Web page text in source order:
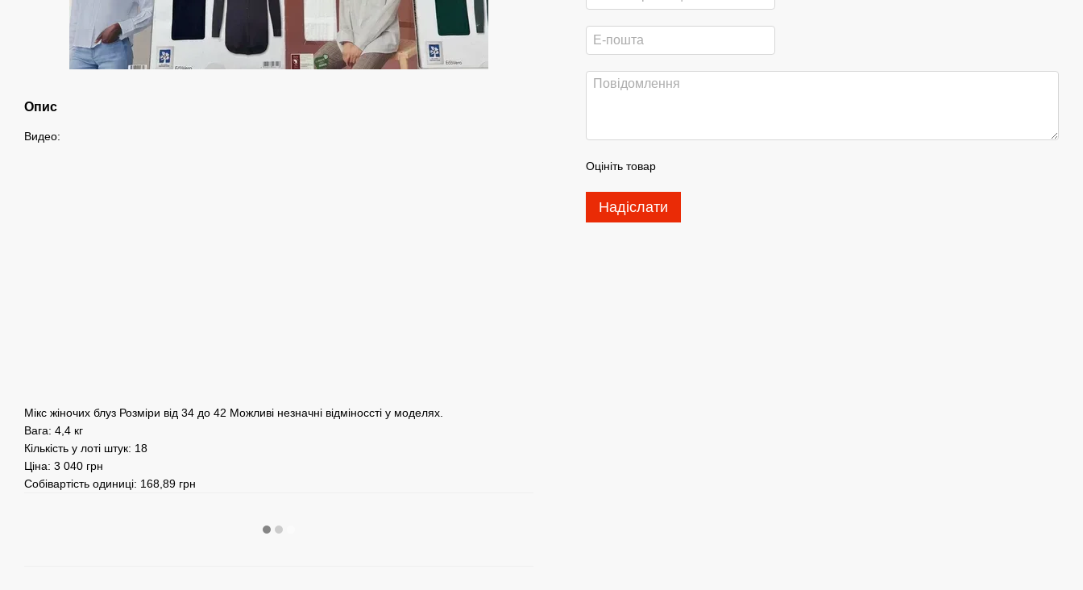
Опис
Видео:
Мікс жіночих блуз Розміри від 34 до 42 Можливі незначні відміноссті у моделях.
Вага: 4,4 кг
Кількість у лоті штук: 18
Ціна: 3 040 грн
Собівартість одиниці: 168,89 грн
Оцініть товар
Надіслати